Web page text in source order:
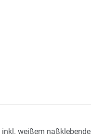
weißem